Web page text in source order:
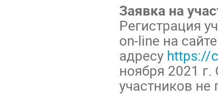
Заявка на
Регистрация
on-line на
адресу https://
ноября 2021
участников